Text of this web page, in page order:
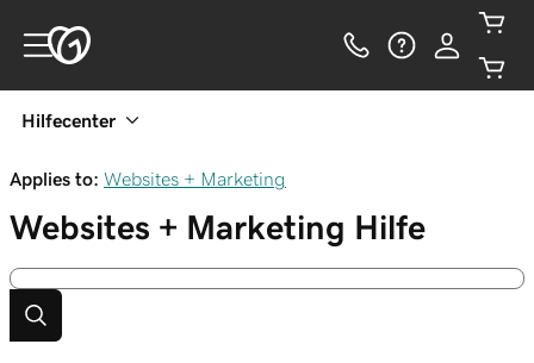
Hilfecenter
Applies to: Websites + Marketing
Websites + Marketing Hilfe